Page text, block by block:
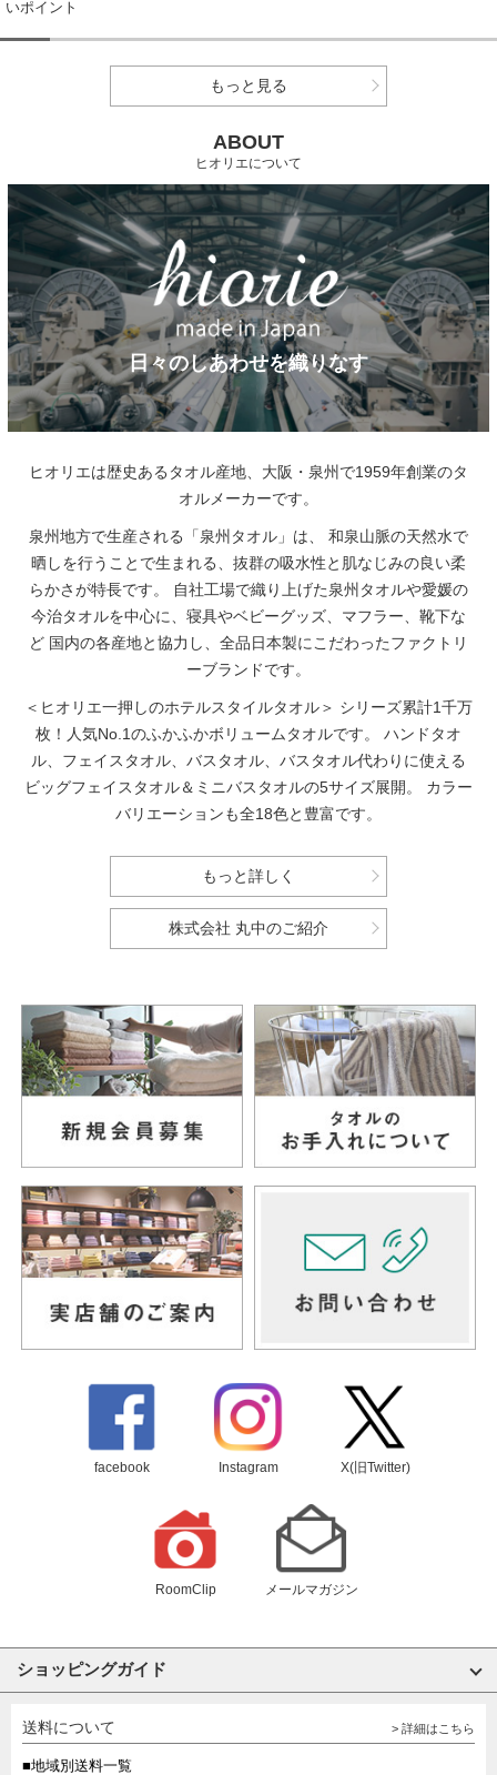
いポイント
もっと見る
ABOUT
ヒオリエについて
日々のしあわせを織りなす
ヒオリエは歴史あるタオル産地、大阪・泉州で1959年創業のタ
オルメーカーです。
泉州地方で生産される「泉州タオル」は、
和泉山脈の天然水で
晒しを行うことで生まれる、抜群の吸水性と肌なじみの良い柔
らかさが特長です。
自社工場で織り上げた泉州タオルや愛媛の
今治タオルを中心に、寝具やベビーグッズ、マフラー、靴下な
ど 国内の各産地と協力し、全品日本製にこだわったファクトリ
ーブランドです。
＜ヒオリエ一押しのホテルスタイルタオル＞ シリーズ累計1千万
枚！人気No.1のふかふかボリュームタオルです。
ハンドタオ
ル、フェイスタオル、バスタオル、バスタオル代わりに使える
ビッグフェイスタオル＆ミニバスタオルの5サイズ展開。
カラー
バリエーションも全18色と豊富です。
もっと詳しく
株式会社 丸中のご紹介
facebook Instagram X(旧Twitter)
RoomClip メールマガジン
ショッピングガイド
送料について > 詳細はこちら
■地域別送料一覧